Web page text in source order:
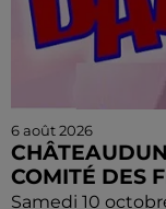
6 août 2026
COMITÉ DES
Samedi 10